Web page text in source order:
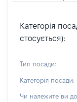
Категорія
стосується):
Тип посади:
Категорія посади:
Чи належите ви